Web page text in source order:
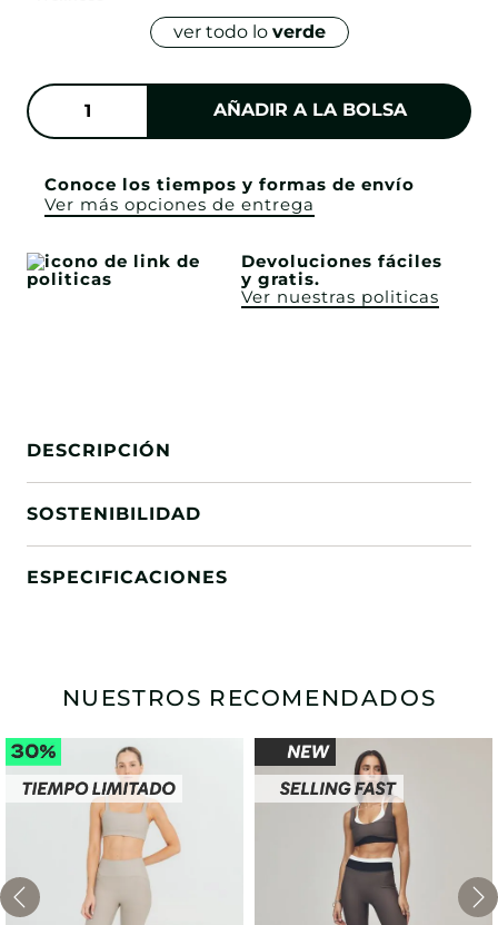
ver todo lo verde
AÑADIR A LA BOLSA
Conoce los tiempos y formas de envío
Ver más opciones de entrega
Devoluciones fáciles
y gratis.
Ver nuestras politicas
DESCRIPCIÓN
SOSTENIBILIDAD
ESPECIFICACIONES
NUESTROS RECOMENDADOS